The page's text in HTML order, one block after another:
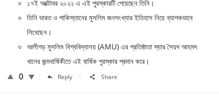
১৭ই অক্টোবর ২০২২ এ এই পুরস্কারটি পেয়েছেন তিনি।
তিনি ভারত ও পাকিস্তানের মুসলিম জনসংখ্যার ইতিহাস নিয়ে ব্যাপকভাবে
লিখেছেন।
আলীগড় মুসলিম বিশ্ববিদ্যালয় (AMU) এর প্রতিষ্ঠাতা স্যার সৈয়দ আহমদ
খানের জন্মবার্ষিকীতে এই বার্ষিক পুরস্কার প্রদান করে।
0
Reply Share